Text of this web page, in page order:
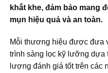
khắt khe, đảm bảo mang
mụn hiệu quả và an toàn.
Mỗi thương hiệu được đưa
trình sàng lọc kỹ lưỡng dựa
lượng đánh giá tốt trên các